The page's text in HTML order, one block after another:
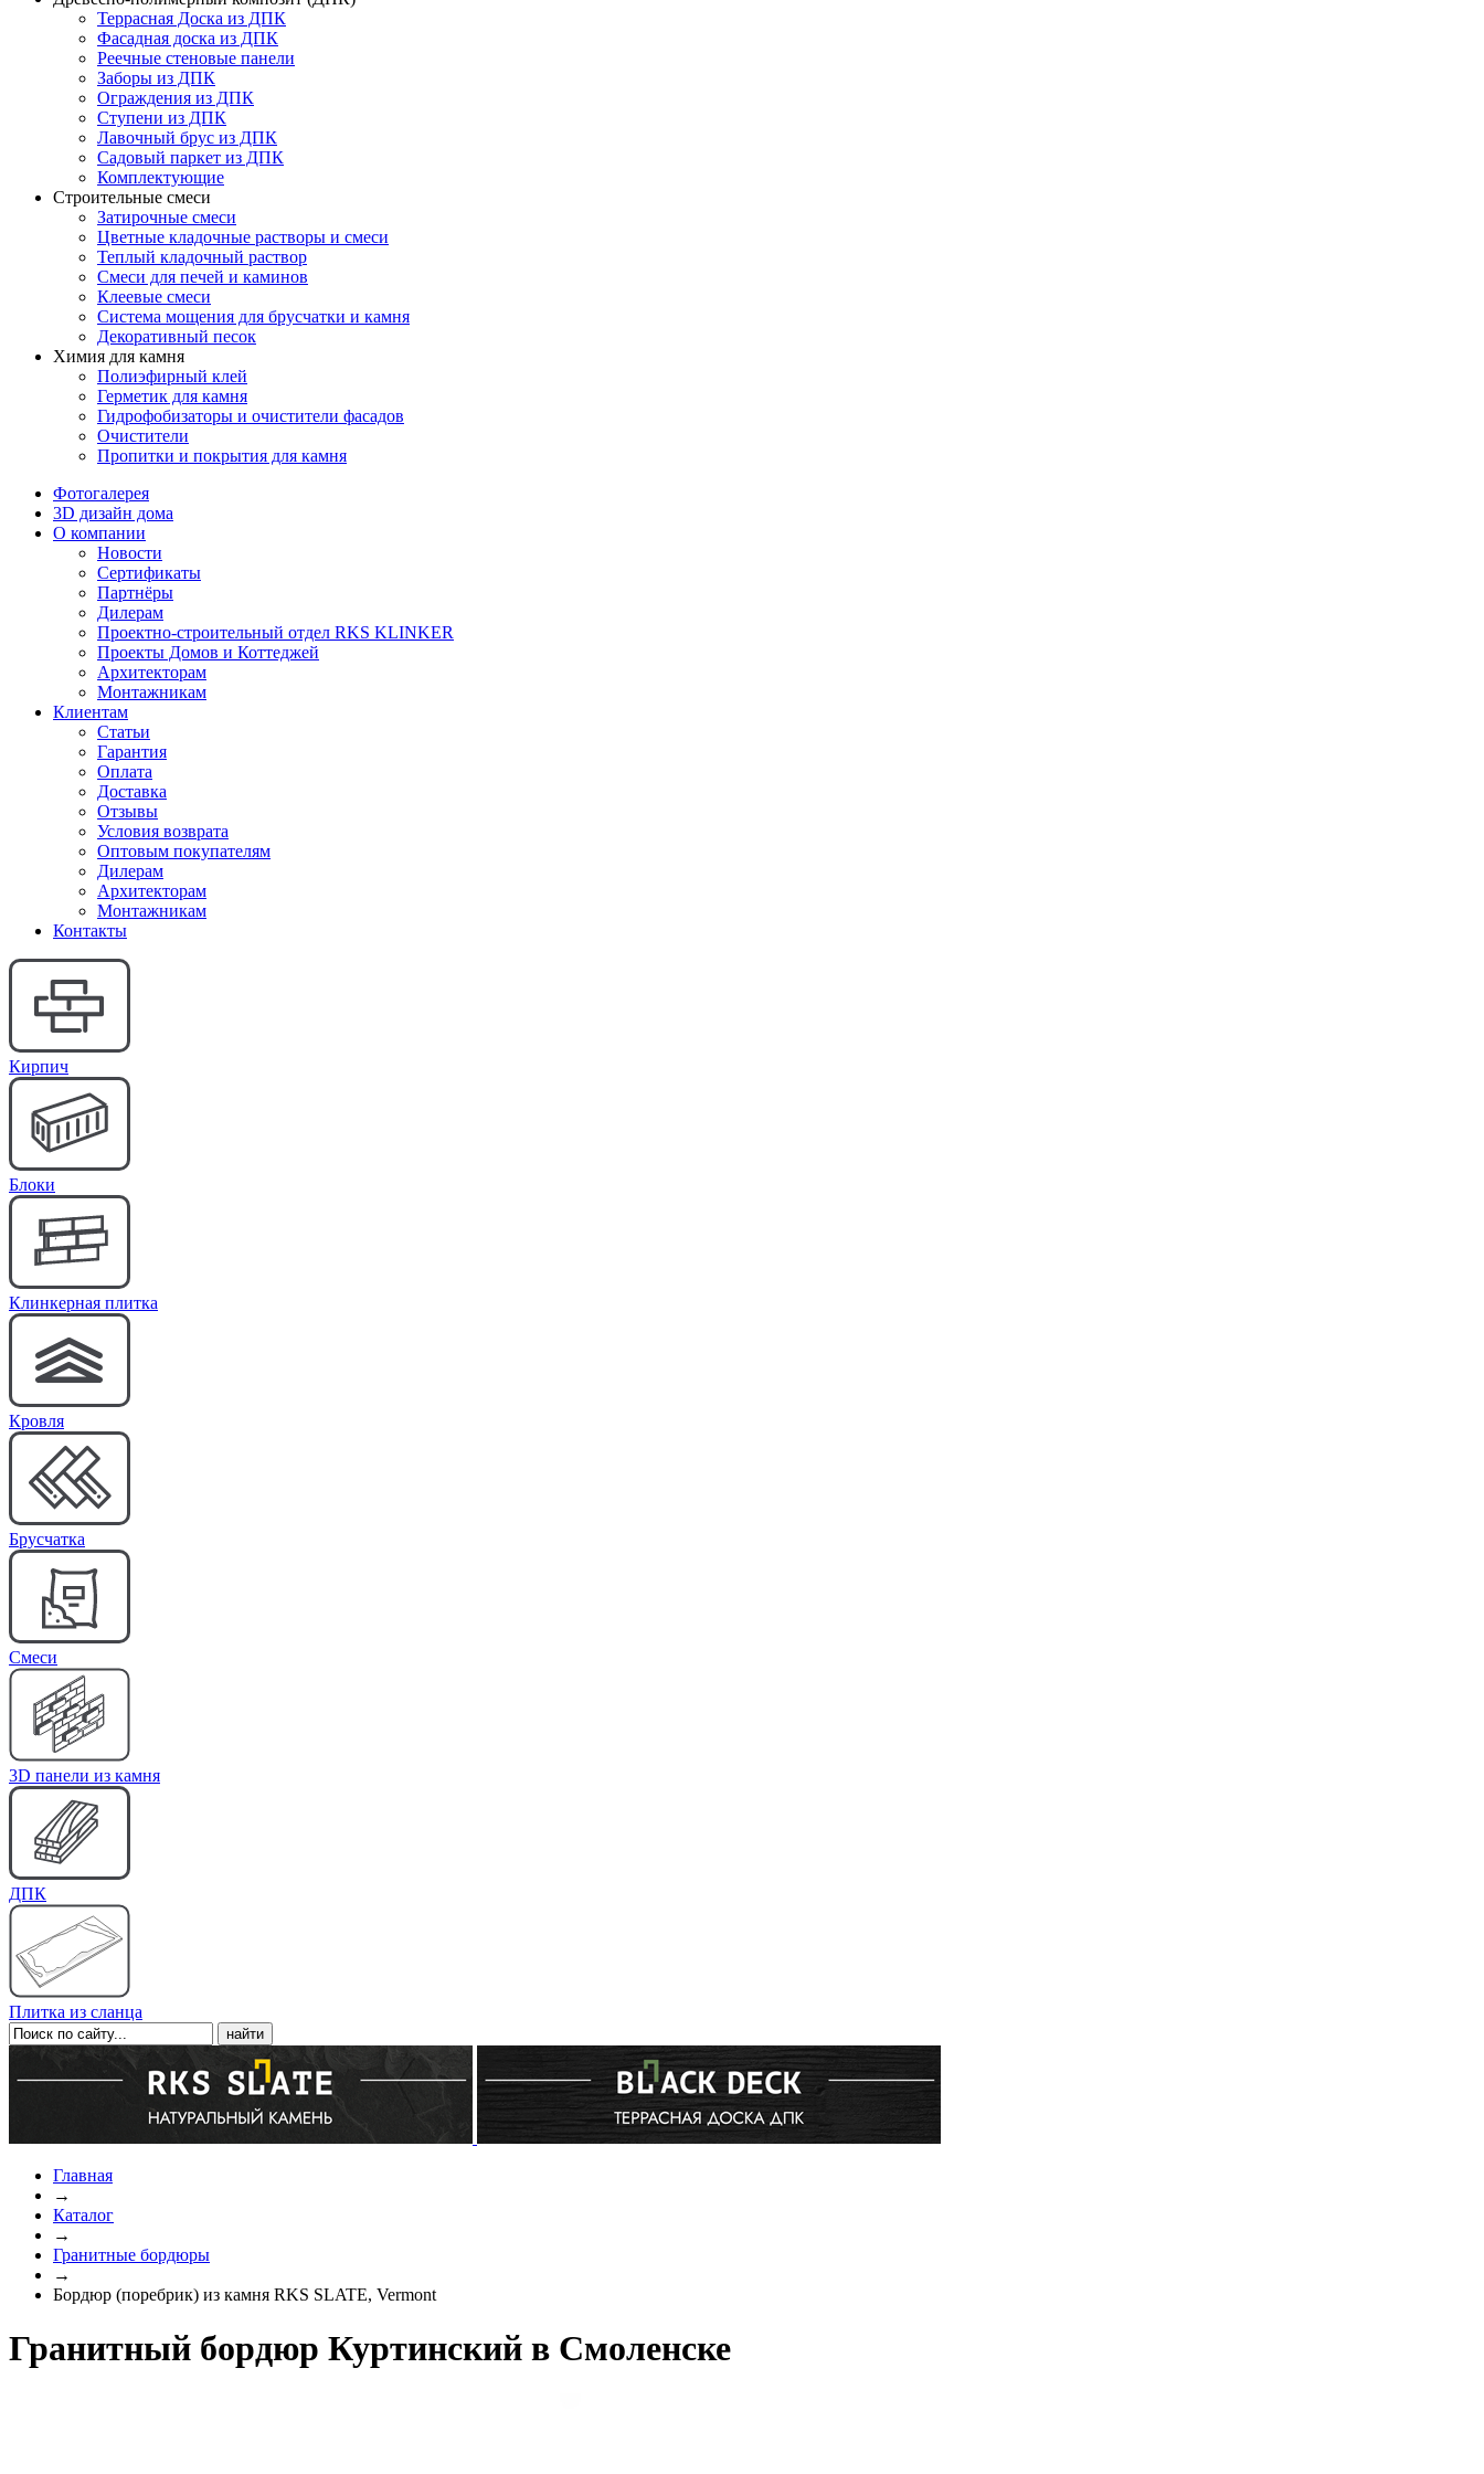
Террасная Доска из ДПК
Фасадная доска из ДПК
Реечные стеновые панели
Заборы из ДПК
Ограждения из ДПК
Ступени из ДПК
Лавочный брус из ДПК
Садовый паркет из ДПК
Комплектующие
Строительные смеси
Затирочные смеси
Цветные кладочные растворы и смеси
Теплый кладочный раствор
Смеси для печей и каминов
Клеевые смеси
Система мощения для брусчатки и камня
Декоративный песок
Химия для камня
Полиэфирный клей
Герметик для камня
Гидрофобизаторы и очистители фасадов
Очистители
Пропитки и покрытия для камня
Фотогалерея
3D дизайн дома
О компании
Новости
Сертификаты
Партнёры
Дилерам
Проектно-строительный отдел RKS KLINKER
Проекты Домов и Коттеджей
Архитекторам
Монтажникам
Клиентам
Статьи
Гарантия
Оплата
Доставка
Отзывы
Условия возврата
Оптовым покупателям
Дилерам
Архитекторам
Монтажникам
Контакты
Кирпич
Блоки
Клинкерная плитка
Кровля
Брусчатка
Cмеси
3D панели из камня
ДПК
Плитка из сланца
Главная
→
Каталог
→
Гранитные бордюры
→
Бордюр (поребрик) из камня RKS SLATE, Vermont
Гранитный бордюр Куртинский в Смоленске